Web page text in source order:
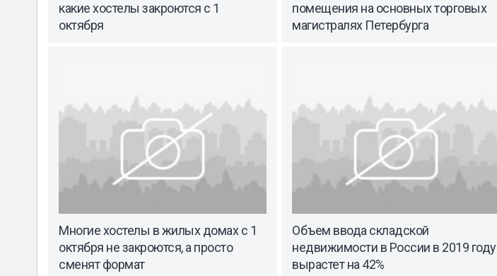
какие хостелы закроются с 1
октября
помещения на основных торговых
магистралях Петербурга
Многие хостелы в жилых домах с 1
октября не закроются, а просто
сменят формат
Объем ввода складской
недвижимости в России в 2019 году
вырастет на 42%